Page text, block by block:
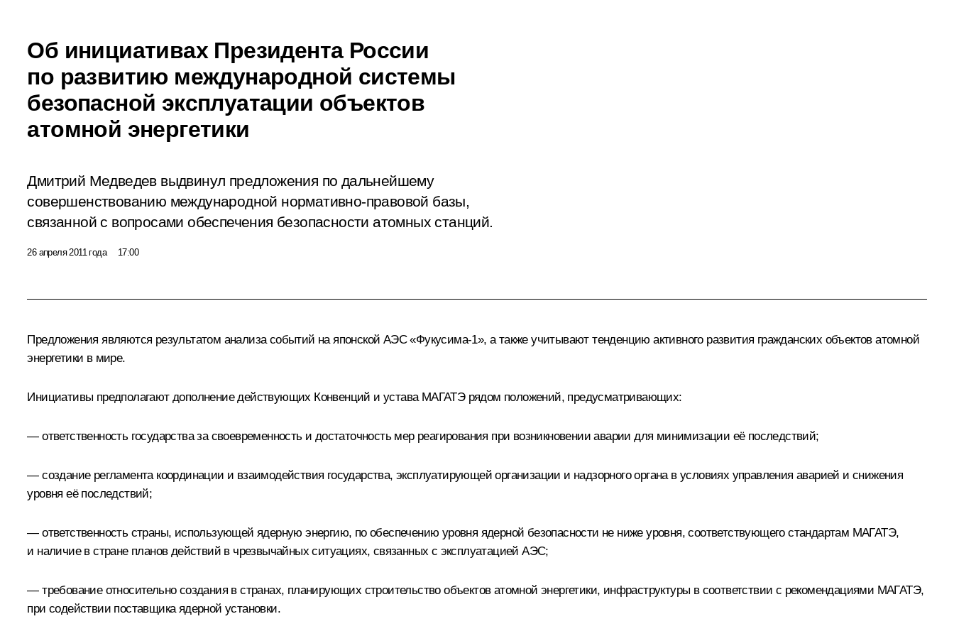
Об инициативах Президента России
по развитию международной системы
безопасной эксплуатации объектов
атомной энергетики
Дмитрий Медведев выдвинул предложения по дальнейшему
совершенствованию международной нормативно-правовой базы,
связанной с вопросами обеспечения безопасности атомных станций.
26 апреля 2011 года 17:00
Предложения являются результатом анализа событий на японской АЭС «Фукусима-1», а также учитывают тенденцию активного развития гражданских объектов атомной
энергетики в мире.
Инициативы предполагают дополнение действующих Конвенций и устава МАГАТЭ рядом положений, предусматривающих:
— ответственность государства за своевременность и достаточность мер реагирования при возникновении аварии для минимизации её последствий;
— создание регламента координации и взаимодействия государства, эксплуатирующей организации и надзорного органа в условиях управления аварией и снижения
уровня её последствий;
— ответственность страны, использующей ядерную энергию, по обеспечению уровня ядерной безопасности не ниже уровня, соответствующего стандартам МАГАТЭ,
и наличие в стране планов действий в чрезвычайных ситуациях, связанных с эксплуатацией АЭС;
— требование относительно создания в странах, планирующих строительство объектов атомной энергетики, инфраструктуры в соответствии с рекомендациями МАГАТЭ,
при содействии поставщика ядерной установки.